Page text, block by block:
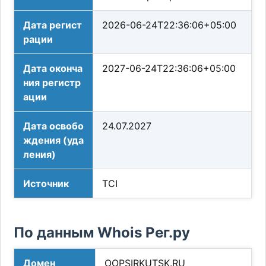
Дата регист
рации
2026-06-24T22:36:06+05:00
Дата оконча
ния регистр
ации
2027-06-24T22:36:06+05:00
Дата освобо
ждения (уда
ления)
24.07.2027
Источник TCI
По данным Whois Рег.ру
Домен OOPSIRKUTSK.RU